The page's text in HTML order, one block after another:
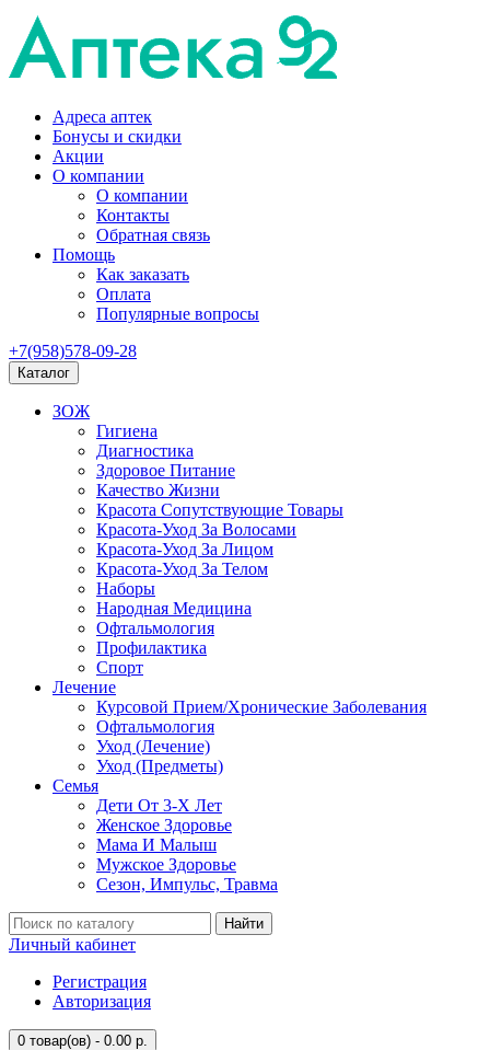
Адреса аптек
Бонусы и скидки
Акции
О компании
О компании
Контакты
Обратная связь
Помощь
Как заказать
Оплата
Популярные вопросы
+7(958)578-09-28
Каталог
ЗОЖ
Гигиена
Диагностика
Здоровое Питание
Качество Жизни
Красота Сопутствующие Товары
Красота-Уход За Волосами
Красота-Уход За Лицом
Красота-Уход За Телом
Наборы
Народная Медицина
Офтальмология
Профилактика
Спорт
Лечение
Курсовой Прием/Хронические Заболевания
Офтальмология
Уход (Лечение)
Уход (Предметы)
Семья
Дети От 3-Х Лет
Женское Здоровье
Мама И Малыш
Мужское Здоровье
Сезон, Импульс, Травма
Найти
Личный кабинет
Регистрация
Авторизация
0 товар(ов) - 0.00 р.